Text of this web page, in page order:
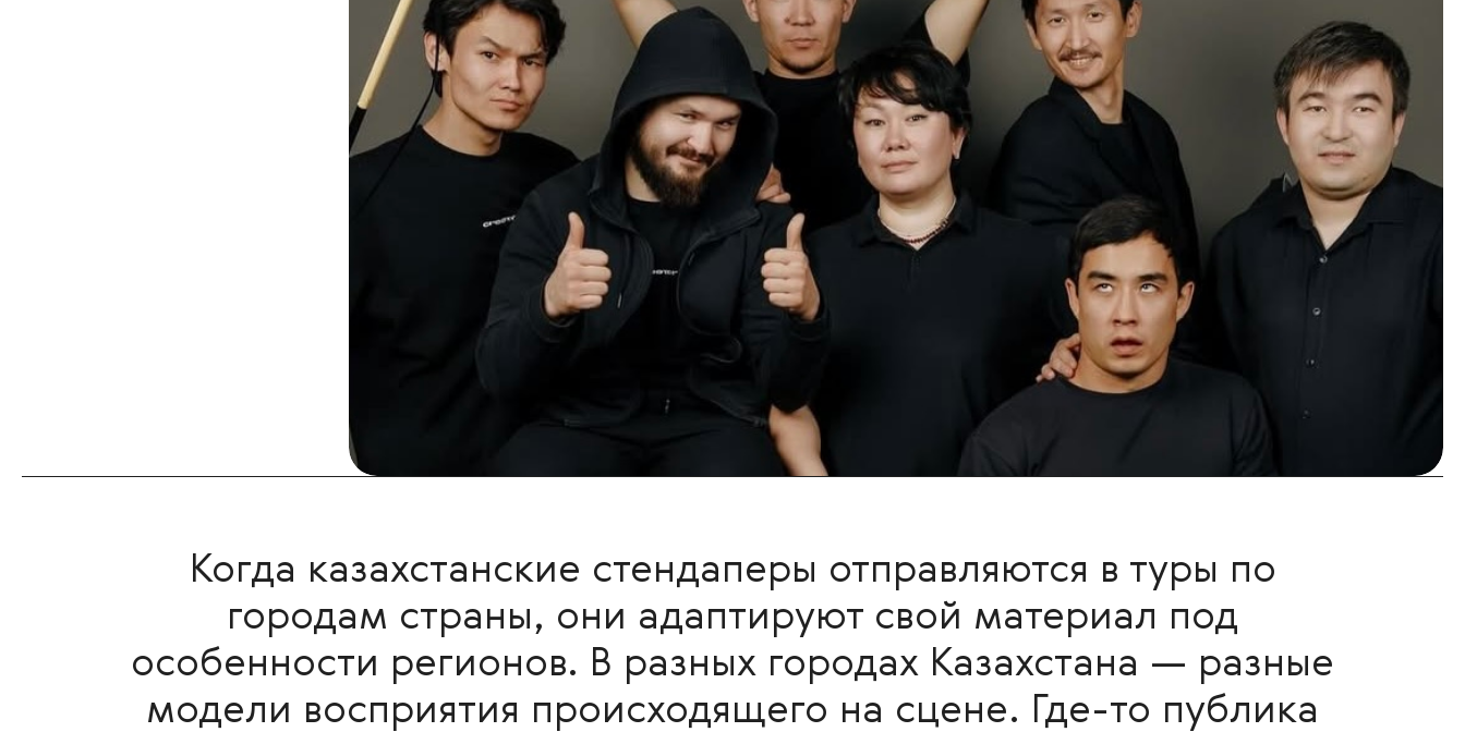
Когда казахстанские стендаперы отправляются в туры по
городам страны, они адаптируют свой материал под
особенности регионов. В разных городах Казахстана — разные
модели восприятия происходящего на сцене. Где-то публика